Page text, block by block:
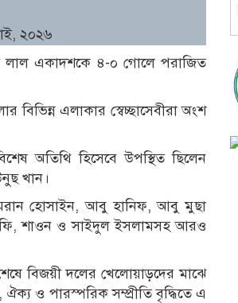
২০২৬
লাল একাদশকে ৪-০ গোলে পরাজিত
এলাকার স্বেচ্ছাসেবীরা অংশ
অতিথি হিসেবে উপস্থিত ছিলেন
খান।
হোসাইন, আবু হানিফ, আবু মুছা
শাওন ও সাইদুল ইসলামসহ আরও
বিজয়ী দলের খেলোয়াড়দের মাঝে
ঐক্য ও পারস্পরিক সম্প্রীতি বৃদ্ধিতে এ